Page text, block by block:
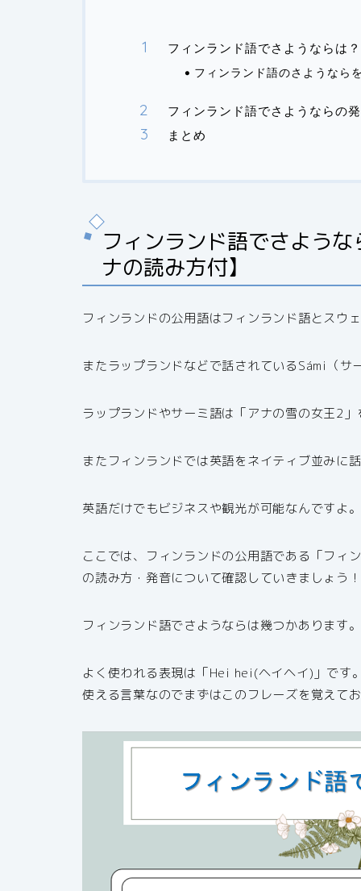
フィンランド語でさようならは
フィンランド語のさようなら
フィンランド語でさようならの
まとめ
フィンランド語でさよう
ナの読み方付】
フィンランドの公用語はフィンランド語とスウ
またラップランドなどで話されているSámi（
ラップランドやサーミ語は「アナの雪の女王2
またフィンランドでは英語をネイティブ並みに
英語だけでもビジネスや観光が可能なんですよ。
ここでは、フィンランドの公用語である「フィ
の読み方・発音について確認していきましょう！
フィンランド語でさようならは幾つかあります。
よく使われる表現は「Hei hei(ヘイヘイ)」で
使える言葉なのでまずはこのフレーズを覚えて